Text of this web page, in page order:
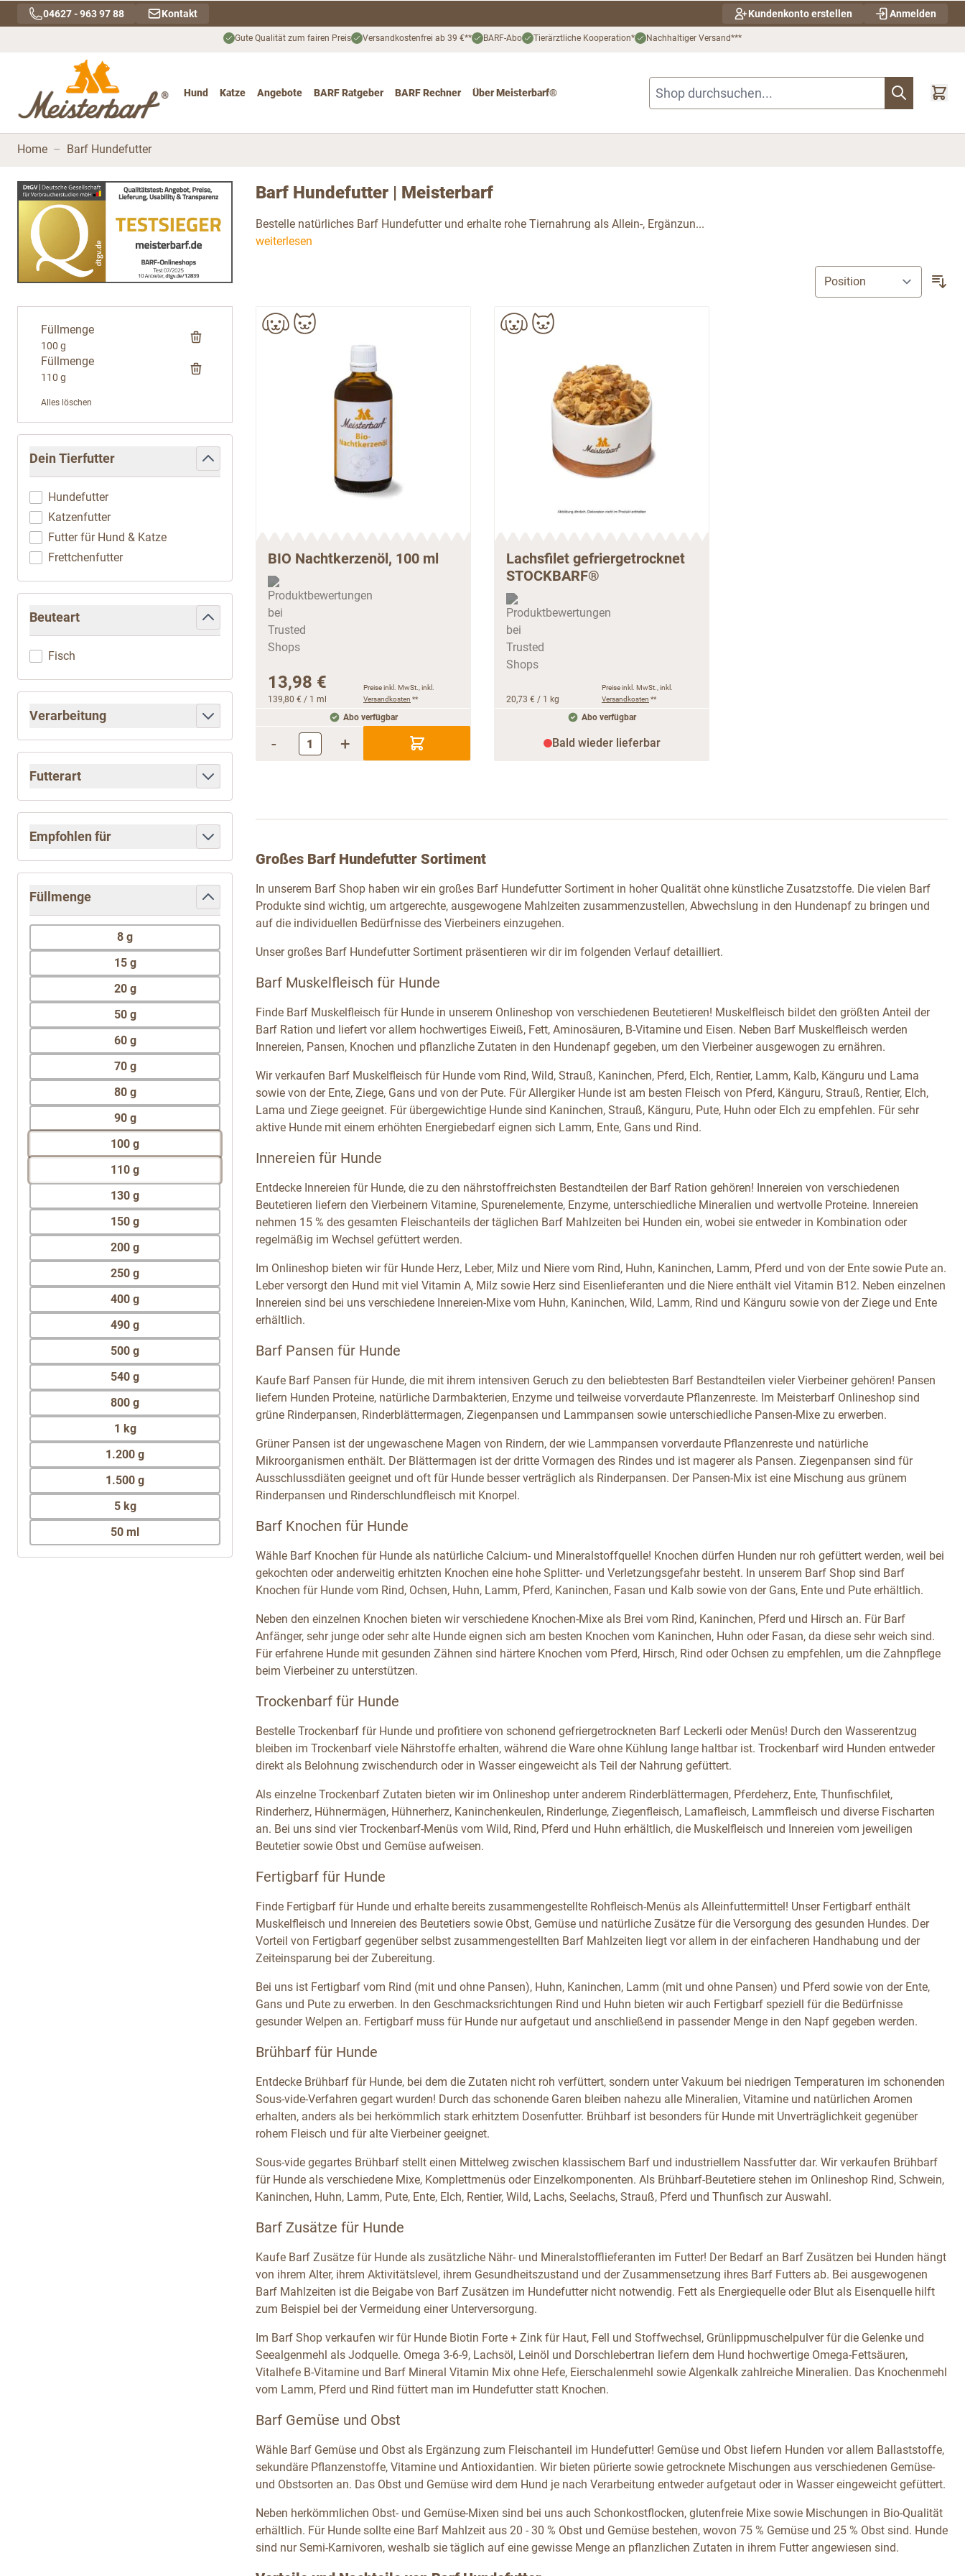
Direkt zum Inhalt04627 - 963 97 88 Kontakt Kundenkonto erstellen Anmelden
Gute Qualität zum fairen Preis Versandkostenfrei ab 39 €** BARF-Abo Tierärztliche Kooperation* Nachhaltiger Versand***
Hund
Katze
Angebote
BARF Ratgeber BARF Rechner Über Meisterbarf®
Shop durchsuchen...
Home – Barf Hundefutter
Barf Hundefutter | Meisterbarf
Bestelle natürliches Barf Hundefutter und erhalte rohe Tiernahrung als Allein-, Ergänzun...
weiterlesen
Füllmenge
100 g
Füllmenge
110 g
Alles löschen
Dein Tierfutter
filter
Hundefutter
Katzenfutter
Futter für Hund & Katze
Frettchenfutter
Beuteart
filter
Fisch
Verarbeitung
Futterart
Empfohlen für
Füllmenge
filter
8 g
15 g
20 g
50 g
60 g
70 g
80 g
90 g
100 g
110 g
130 g
150 g
200 g
250 g
400 g
490 g
500 g
540 g
800 g
1 kg
1.200 g
1.500 g
5 kg
50 ml
BIO Nachtkerzenöl, 100 ml
13,98 €
139,80 € / 1 ml
Preise inkl. MwSt., inkl.
Versandkosten **
Abo verfügbar
- +
Lachsfilet gefriergetrocknet
STOCKBARF®
20,73 € / 1 kg
Preise inkl. MwSt., inkl.
Versandkosten **
Abo verfügbar
Bald wieder lieferbar
Großes Barf Hundefutter Sortiment
In unserem Barf Shop haben wir ein großes Barf Hundefutter Sortiment in hoher Qualität ohne künstliche Zusatzstoffe. Die vielen Barf
Produkte sind wichtig, um artgerechte, ausgewogene Mahlzeiten zusammenzustellen, Abwechslung in den Hundenapf zu bringen und
auf die individuellen Bedürfnisse des Vierbeiners einzugehen.
Unser großes Barf Hundefutter Sortiment präsentieren wir dir im folgenden Verlauf detailliert.
Barf Muskelfleisch für Hunde
Finde Barf Muskelfleisch für Hunde in unserem Onlineshop von verschiedenen Beutetieren! Muskelfleisch bildet den größten Anteil der
Barf Ration und liefert vor allem hochwertiges Eiweiß, Fett, Aminosäuren, B-Vitamine und Eisen. Neben Barf Muskelfleisch werden
Innereien, Pansen, Knochen und pflanzliche Zutaten in den Hundenapf gegeben, um den Vierbeiner ausgewogen zu ernähren.
Wir verkaufen Barf Muskelfleisch für Hunde vom Rind, Wild, Strauß, Kaninchen, Pferd, Elch, Rentier, Lamm, Kalb, Känguru und Lama
sowie von der Ente, Ziege, Gans und von der Pute. Für Allergiker Hunde ist am besten Fleisch von Pferd, Känguru, Strauß, Rentier, Elch,
Lama und Ziege geeignet. Für übergewichtige Hunde sind Kaninchen, Strauß, Känguru, Pute, Huhn oder Elch zu empfehlen. Für sehr
aktive Hunde mit einem erhöhten Energiebedarf eignen sich Lamm, Ente, Gans und Rind.
Innereien für Hunde
Entdecke Innereien für Hunde, die zu den nährstoffreichsten Bestandteilen der Barf Ration gehören! Innereien von verschiedenen
Beutetieren liefern den Vierbeinern Vitamine, Spurenelemente, Enzyme, unterschiedliche Mineralien und wertvolle Proteine. Innereien
nehmen 15 % des gesamten Fleischanteils der täglichen Barf Mahlzeiten bei Hunden ein, wobei sie entweder in Kombination oder
regelmäßig im Wechsel gefüttert werden.
Im Onlineshop bieten wir für Hunde Herz, Leber, Milz und Niere vom Rind, Huhn, Kaninchen, Lamm, Pferd und von der Ente sowie Pute an.
Leber versorgt den Hund mit viel Vitamin A, Milz sowie Herz sind Eisenlieferanten und die Niere enthält viel Vitamin B12. Neben einzelnen
Innereien sind bei uns verschiedene Innereien-Mixe vom Huhn, Kaninchen, Wild, Lamm, Rind und Känguru sowie von der Ziege und Ente
erhältlich.
Barf Pansen für Hunde
Kaufe Barf Pansen für Hunde, die mit ihrem intensiven Geruch zu den beliebtesten Barf Bestandteilen vieler Vierbeiner gehören! Pansen
liefern Hunden Proteine, natürliche Darmbakterien, Enzyme und teilweise vorverdaute Pflanzenreste. Im Meisterbarf Onlineshop sind
grüne Rinderpansen, Rinderblättermagen, Ziegenpansen und Lammpansen sowie unterschiedliche Pansen-Mixe zu erwerben.
Grüner Pansen ist der ungewaschene Magen von Rindern, der wie Lammpansen vorverdaute Pflanzenreste und natürliche
Mikroorganismen enthält. Der Blättermagen ist der dritte Vormagen des Rindes und ist magerer als Pansen. Ziegenpansen sind für
Ausschlussdiäten geeignet und oft für Hunde besser verträglich als Rinderpansen. Der Pansen-Mix ist eine Mischung aus grünem
Rinderpansen und Rinderschlundfleisch mit Knorpel.
Barf Knochen für Hunde
Wähle Barf Knochen für Hunde als natürliche Calcium- und Mineralstoffquelle! Knochen dürfen Hunden nur roh gefüttert werden, weil bei
gekochten oder anderweitig erhitzten Knochen eine hohe Splitter- und Verletzungsgefahr besteht. In unserem Barf Shop sind Barf
Knochen für Hunde vom Rind, Ochsen, Huhn, Lamm, Pferd, Kaninchen, Fasan und Kalb sowie von der Gans, Ente und Pute erhältlich.
Neben den einzelnen Knochen bieten wir verschiedene Knochen-Mixe als Brei vom Rind, Kaninchen, Pferd und Hirsch an. Für Barf
Anfänger, sehr junge oder sehr alte Hunde eignen sich am besten Knochen vom Kaninchen, Huhn oder Fasan, da diese sehr weich sind.
Für erfahrene Hunde mit gesunden Zähnen sind härtere Knochen vom Pferd, Hirsch, Rind oder Ochsen zu empfehlen, um die Zahnpflege
beim Vierbeiner zu unterstützen.
Trockenbarf für Hunde
Bestelle Trockenbarf für Hunde und profitiere von schonend gefriergetrockneten Barf Leckerli oder Menüs! Durch den Wasserentzug
bleiben im Trockenbarf viele Nährstoffe erhalten, während die Ware ohne Kühlung lange haltbar ist. Trockenbarf wird Hunden entweder
direkt als Belohnung zwischendurch oder in Wasser eingeweicht als Teil der Nahrung gefüttert.
Als einzelne Trockenbarf Zutaten bieten wir im Onlineshop unter anderem Rinderblättermagen, Pferdeherz, Ente, Thunfischfilet,
Rinderherz, Hühnermägen, Hühnerherz, Kaninchenkeulen, Rinderlunge, Ziegenfleisch, Lamafleisch, Lammfleisch und diverse Fischarten
an. Bei uns sind vier Trockenbarf-Menüs vom Wild, Rind, Pferd und Huhn erhältlich, die Muskelfleisch und Innereien vom jeweiligen
Beutetier sowie Obst und Gemüse aufweisen.
Fertigbarf für Hunde
Finde Fertigbarf für Hunde und erhalte bereits zusammengestellte Rohfleisch-Menüs als Alleinfuttermittel! Unser Fertigbarf enthält
Muskelfleisch und Innereien des Beutetiers sowie Obst, Gemüse und natürliche Zusätze für die Versorgung des gesunden Hundes. Der
Vorteil von Fertigbarf gegenüber selbst zusammengestellten Barf Mahlzeiten liegt vor allem in der einfacheren Handhabung und der
Zeiteinsparung bei der Zubereitung.
Bei uns ist Fertigbarf vom Rind (mit und ohne Pansen), Huhn, Kaninchen, Lamm (mit und ohne Pansen) und Pferd sowie von der Ente,
Gans und Pute zu erwerben. In den Geschmacksrichtungen Rind und Huhn bieten wir auch Fertigbarf speziell für die Bedürfnisse
gesunder Welpen an. Fertigbarf muss für Hunde nur aufgetaut und anschließend in passender Menge in den Napf gegeben werden.
Brühbarf für Hunde
Entdecke Brühbarf für Hunde, bei dem die Zutaten nicht roh verfüttert, sondern unter Vakuum bei niedrigen Temperaturen im schonenden
Sous-vide-Verfahren gegart wurden! Durch das schonende Garen bleiben nahezu alle Mineralien, Vitamine und natürlichen Aromen
erhalten, anders als bei herkömmlich stark erhitztem Dosenfutter. Brühbarf ist besonders für Hunde mit Unverträglichkeit gegenüber
rohem Fleisch und für alte Vierbeiner geeignet.
Sous-vide gegartes Brühbarf stellt einen Mittelweg zwischen klassischem Barf und industriellem Nassfutter dar. Wir verkaufen Brühbarf
für Hunde als verschiedene Mixe, Komplettmenüs oder Einzelkomponenten. Als Brühbarf-Beutetiere stehen im Onlineshop Rind, Schwein,
Kaninchen, Huhn, Lamm, Pute, Ente, Elch, Rentier, Wild, Lachs, Seelachs, Strauß, Pferd und Thunfisch zur Auswahl.
Barf Zusätze für Hunde
Kaufe Barf Zusätze für Hunde als zusätzliche Nähr- und Mineralstofflieferanten im Futter! Der Bedarf an Barf Zusätzen bei Hunden hängt
von ihrem Alter, ihrem Aktivitätslevel, ihrem Gesundheitszustand und der Zusammensetzung ihres Barf Futters ab. Bei ausgewogenen
Barf Mahlzeiten ist die Beigabe von Barf Zusätzen im Hundefutter nicht notwendig. Fett als Energiequelle oder Blut als Eisenquelle hilft
zum Beispiel bei der Vermeidung einer Unterversorgung.
Im Barf Shop verkaufen wir für Hunde Biotin Forte + Zink für Haut, Fell und Stoffwechsel, Grünlippmuschelpulver für die Gelenke und
Seealgenmehl als Jodquelle. Omega 3-6-9, Lachsöl, Leinöl und Dorschlebertran liefern dem Hund hochwertige Omega-Fettsäuren,
Vitalhefe B-Vitamine und Barf Mineral Vitamin Mix ohne Hefe, Eierschalenmehl sowie Algenkalk zahlreiche Mineralien. Das Knochenmehl
vom Lamm, Pferd und Rind füttert man im Hundefutter statt Knochen.
Barf Gemüse und Obst
Wähle Barf Gemüse und Obst als Ergänzung zum Fleischanteil im Hundefutter! Gemüse und Obst liefern Hunden vor allem Ballaststoffe,
sekundäre Pflanzenstoffe, Vitamine und Antioxidantien. Wir bieten pürierte sowie getrocknete Mischungen aus verschiedenen Gemüse-
und Obstsorten an. Das Obst und Gemüse wird dem Hund je nach Verarbeitung entweder aufgetaut oder in Wasser eingeweicht gefüttert.
Neben herkömmlichen Obst- und Gemüse-Mixen sind bei uns auch Schonkostflocken, glutenfreie Mixe sowie Mischungen in Bio-Qualität
erhältlich. Für Hunde sollte eine Barf Mahlzeit aus 20 - 30 % Obst und Gemüse bestehen, wovon 75 % Gemüse und 25 % Obst sind. Hunde
sind nur Semi-Karnivoren, weshalb sie täglich auf eine gewisse Menge an pflanzlichen Zutaten in ihrem Futter angewiesen sind.